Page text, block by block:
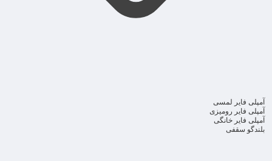
آمپلی فایر لمسی
آمپلی فایر رومیزی
آمپلی فایر خانگی
بلندگو سقفی